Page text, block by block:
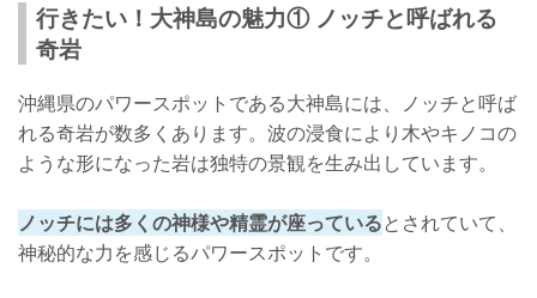
行きたい！大神島の魅力① ノッチと呼ばれる
奇岩
沖縄県のパワースポットである大神島には、ノッチと呼ば
れる奇岩が数多くあります。波の浸食により木やキノコの
ような形になった岩は独特の景観を生み出しています。
ノッチには多くの神様や精霊が座っているとされていて、
神秘的な力を感じるパワースポットです。